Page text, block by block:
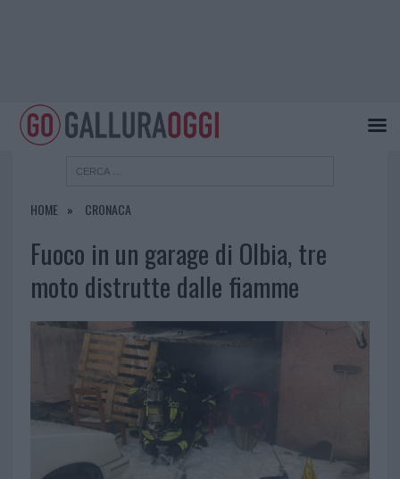
HOME CRONACA
Fuoco in un garage di Olbia, tre
moto distrutte dalle fiamme